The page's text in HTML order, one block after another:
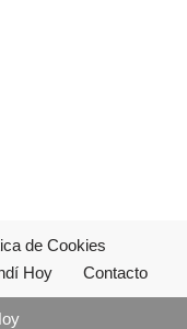
de Cookies
Hoy Contacto